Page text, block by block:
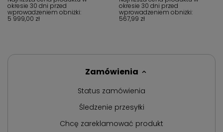
okresie 30 dni przed
wprowadzeniem obniżki:
5 999,00 zł
okresie 30 dni przed
wprowadzeniem obniżki:
567,99 zł
Zamówienia
Status zamówienia
Śledzenie przesyłki
Chcę zareklamować produkt